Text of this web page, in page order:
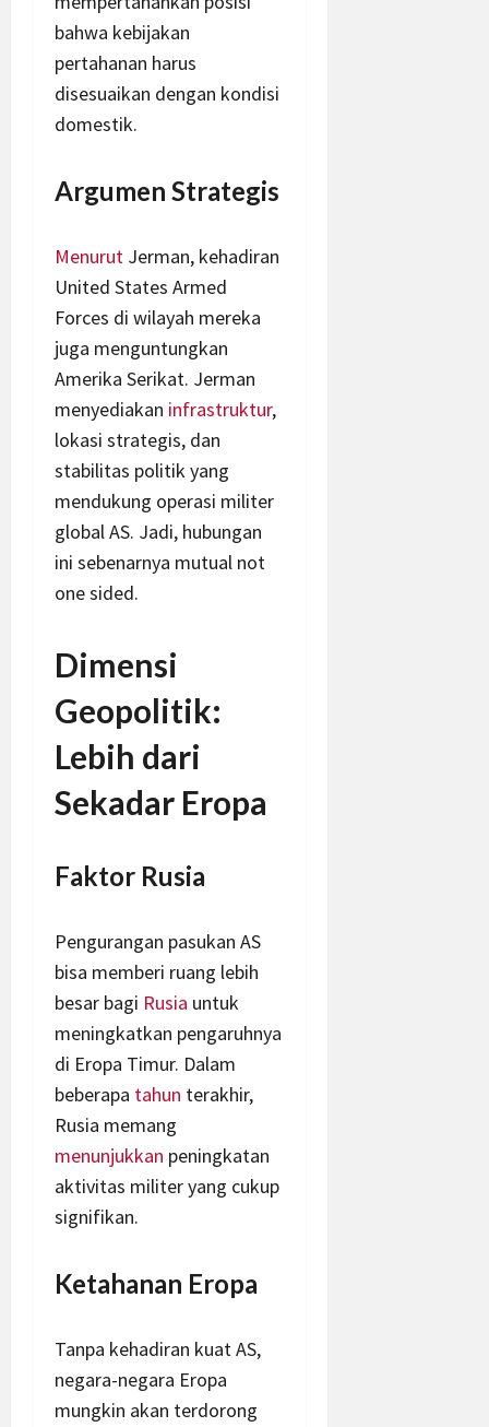
bahwa kebijakan
pertahanan harus
disesuaikan dengan kondisi
domestik.
Argumen Strategis
Menurut Jerman, kehadiran
United States Armed
Forces di wilayah mereka
juga menguntungkan
Amerika Serikat. Jerman
menyediakan infrastruktur,
lokasi strategis, dan
stabilitas politik yang
mendukung operasi militer
global AS. Jadi, hubungan
ini sebenarnya mutual not
one sided.
Dimensi
Geopolitik:
Lebih dari
Sekadar Eropa
Faktor Rusia
Pengurangan pasukan AS
bisa memberi ruang lebih
besar bagi Rusia untuk
meningkatkan pengaruhnya
di Eropa Timur. Dalam
beberapa tahun terakhir,
Rusia memang
menunjukkan peningkatan
aktivitas militer yang cukup
signifikan.
Ketahanan Eropa
Tanpa kehadiran kuat AS,
negara-negara Eropa
mungkin akan terdorong